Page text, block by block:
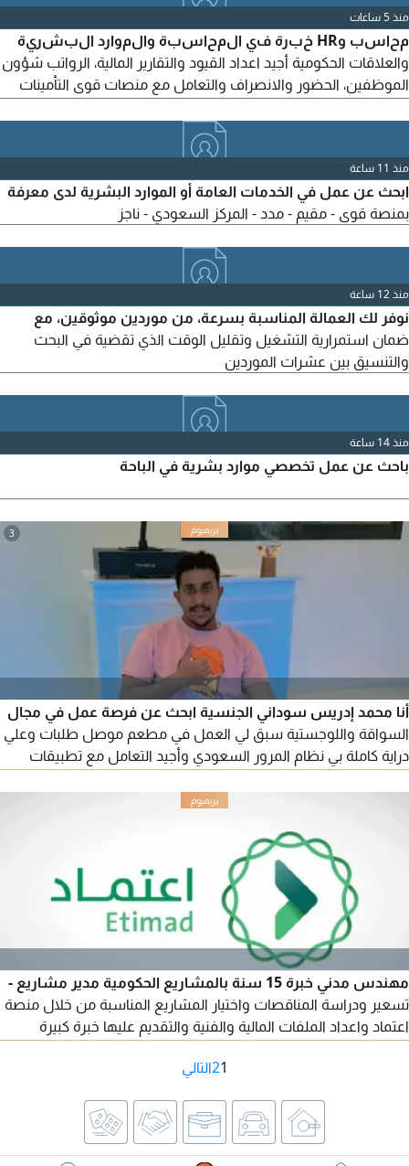
منذ 5 ساعات
محاسب وHR خبرة في المحاسبة والموارد البشرية
والعلاقات الحكومية أجيد اعداد القيود والتقارير المالية، الرواتب شؤون
الموظفين، الحضور والانصراف والتعامل مع منصات قوى التأمينات
منذ 11 ساعة
ابحث عن عمل في الخدمات العامة أو الموارد البشرية لدى معرفة
بمنصة قوى - مقيم - مدد - المركز السعودي - ناجز
منذ 12 ساعة
نوفر لك العمالة المناسبة بسرعة، من موردين موثوقين، مع
ضمان استمرارية التشغيل وتقليل الوقت الذي تقضية في البحث
والتنسيق بين عشرات الموردين
منذ 14 ساعة
باحث عن عمل تخصصي موارد بشرية في الباحة
3
أنا محمد إدريس سوداني الجنسية ابحث عن فرصة عمل في مجال
السواقة واللوجستية سبق لي العمل في مطعم موصل طلبات وعلي
دراية كاملة بي نظام المرور السعودي وأجيد التعامل مع تطبيقات
العربية والتعامل مع المشاكل وحلها والرغبة في العمل والجدية
مهندس مدني خبرة 15 سنة بالمشاريع الحكومية مدير مشاريع -
تسعير ودراسة المناقصات واختيار المشاريع المناسبة من خلال منصة
اعتماد واعداد الملفات المالية والفنية والتقديم عليها خبرة كبيرة
(الرجاء التواصل فقط للشركات ذات القدرة ولديها المتطلبات
1
2التالي